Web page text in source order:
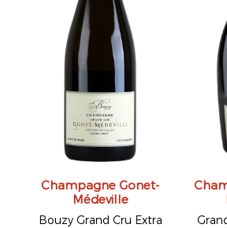
Champagne Gonet-
Médeville
Bouzy Grand Cru Extra